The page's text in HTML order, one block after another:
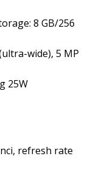
8 GB/256
wide), 5 MP
25W
refresh rate